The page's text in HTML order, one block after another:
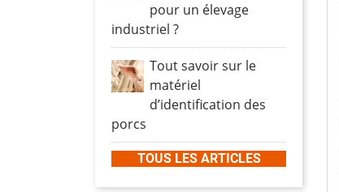
Passage de câble
Appareillage
pour un élevage
industriel ?
Tout savoir sur le
matériel
d’identification des
porcs
TOUS LES ARTICLES